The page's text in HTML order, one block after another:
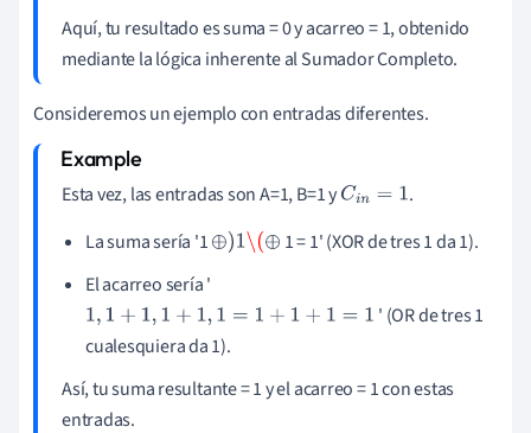
Aquí, tu resultado es suma = 0 y acarreo = 1, obtenido
mediante la lógica inherente al Sumador Completo.
Consideremos un ejemplo con entradas diferentes.
Esta vez, las entradas son A=1, B=1 yCin= 1
.
La suma sería '1⊕)1\(⊕
1 = 1' (XOR de tres 1 da 1).
El acarreo sería '
1,1+ 1,1 +1 ,1 =1 +1+1 =1
' (OR de tres 1
cualesquiera da 1).
Así, tu suma resultante = 1 y el acarreo = 1 con estas
entradas.